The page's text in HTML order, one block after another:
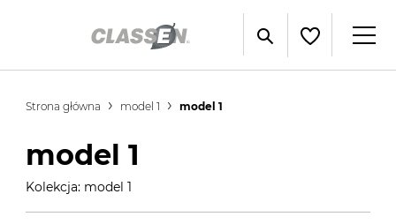
Strona główna model 1 model 1
model 1
Kolekcja: model 1